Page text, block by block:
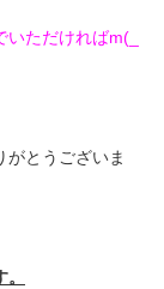
ただければm(_
がとうございま